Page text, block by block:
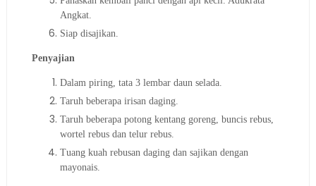
Angkat.
Siap disajikan.
Penyajian
Dalam piring, tata 3 lembar daun selada.
Taruh beberapa irisan daging.
Taruh beberapa potong kentang goreng, buncis rebus,
wortel rebus dan telur rebus.
Tuang kuah rebusan daging dan sajikan dengan
mayonais.